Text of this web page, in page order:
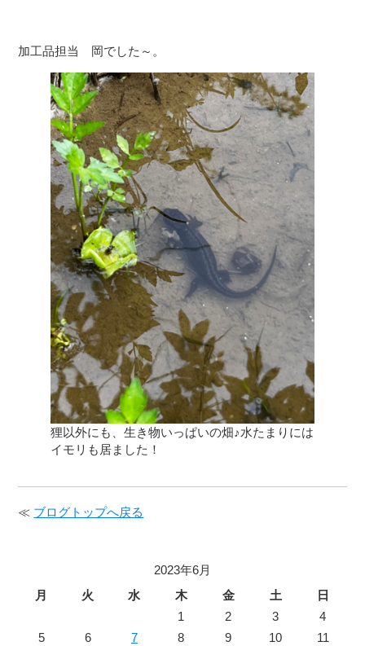
狸以外にも、生き物いっぱいの畑♪水たまりには
イモリも居ました！
≪ ブログトップへ戻る
2023年6月
月
火 水 木 金 土
日
1
2 3
4
5
6 7 8 9 10
11